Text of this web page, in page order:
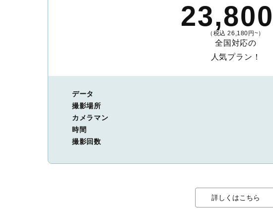
23,800
（税込 26,180円~）
全国対応の
人気プラン！
データ
撮影場所
カメラマン
時間
撮影回数
詳しくはこちら